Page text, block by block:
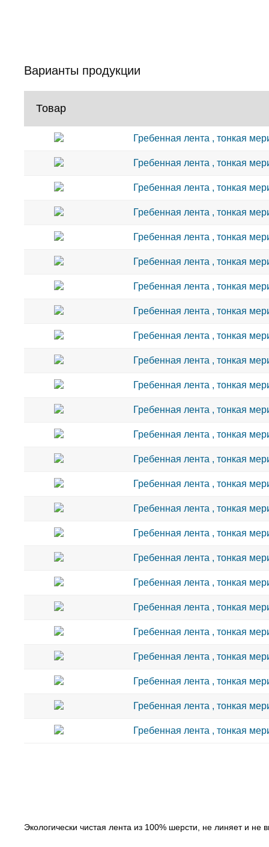
Варианты продукции
Товар
Гребенная лента , тонкая
Гребенная лента , тонкая
Гребенная лента , тонкая
Гребенная лента , тонкая
Гребенная лента , тонкая
Гребенная лента , тонкая
Гребенная лента , тонкая
Гребенная лента , тонкая
Гребенная лента , тонкая
Гребенная лента , тонкая
Гребенная лента , тонкая
Гребенная лента , тонкая
Гребенная лента , тонкая
Гребенная лента , тонкая
Гребенная лента , тонкая
Гребенная лента , тонкая
Гребенная лента , тонкая
Гребенная лента , тонкая
Гребенная лента , тонкая
Гребенная лента , тонкая
Гребенная лента , тонкая
Гребенная лента , тонкая
Гребенная лента , тонкая
Гребенная лента , тонкая
Гребенная лента , тонкая
Экологически чистая лента из 100% шерсти, не линяет и не